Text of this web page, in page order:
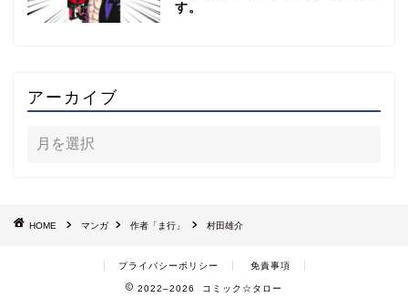
す。
アーカイブ
HOME マンガ 作者「ま行」 村田雄介
プライバシーポリシー 免責事項
2022–2026 コミック☆タロー